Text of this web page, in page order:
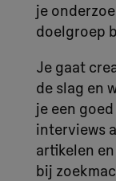
je
doelgroep
Je gaat
de slag en
je een
interviews
artikelen
bij